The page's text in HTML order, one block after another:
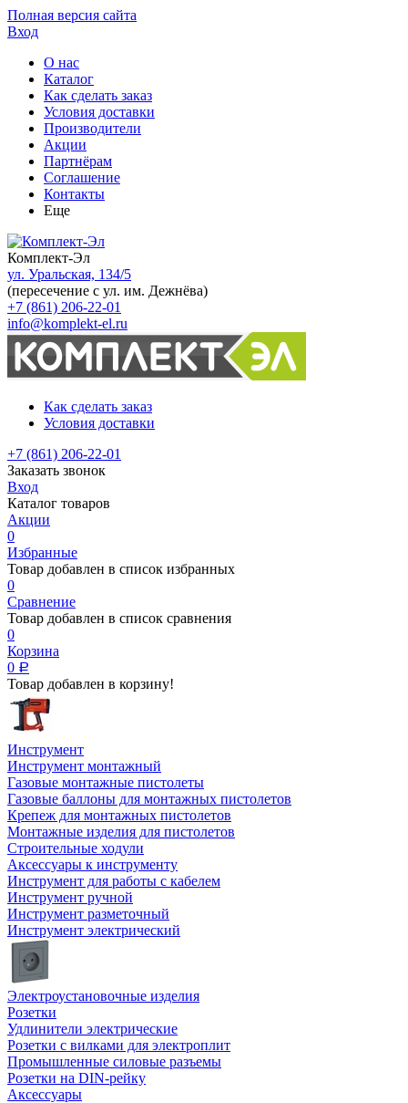
Полная версия сайта
Вход
О нас
Каталог
Как сделать заказ
Условия доставки
Производители
Акции
Партнёрам
Соглашение
Контакты
Еще
Комплект-Эл
ул. Уральская, 134/5
(пересечение с ул. им. Дежнёва)
+7 (861) 206-22-01
info@komplekt-el.ru
Как сделать заказ
Условия доставки
+7 (861) 206-22-01
Заказать звонок
Вход
Каталог товаров
Акции
0
Избранные
Товар добавлен в список избранных
0
Сравнение
Товар добавлен в список сравнения
0
Корзина
0 Р
Товар добавлен в корзину!
Инструмент
Инструмент монтажный
Газовые монтажные пистолеты
Газовые баллоны для монтажных пистолетов
Крепеж для монтажных пистолетов
Монтажные изделия для пистолетов
Строительные ходули
Аксессуары к инструменту
Инструмент для работы с кабелем
Инструмент ручной
Инструмент разметочный
Инструмент электрический
Электроустановочные изделия
Розетки
Удлинители электрические
Розетки с вилками для электроплит
Промышленные силовые разъемы
Розетки на DIN-рейку
Аксессуары